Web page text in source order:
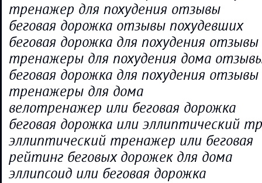
тренажер для похудения отзывы
беговая дорожка отзывы похудевших
беговая дорожка для похудения отзывы
тренажеры для похудения дома
беговая дорожка для похудения
тренажеры для дома
велотренажер или беговая дорожка
беговая дорожка или эллиптический
эллиптический тренажер или беговая
рейтинг беговых дорожек для дома
эллипсоид или беговая дорожка